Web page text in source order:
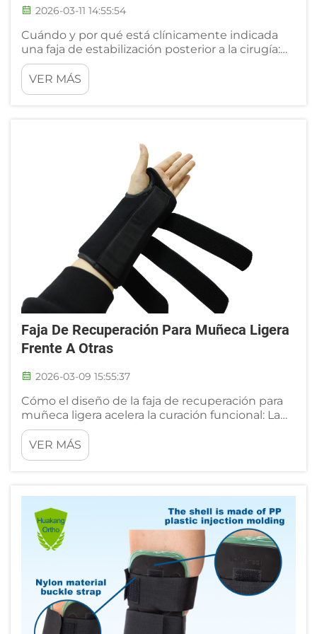
2026-03-11 14:55:54
Cuándo y por qué está clínicamente indicada
una faja de estabilización posterior a la cirugía:
Contextos quirúrgicos que requieren
inmovilización rígida (por ejemplo, fusión
espinal, laminectomía, vertebroplastia). Las
VER MÁS
Faja De Recuperación Para Muñeca Ligera
Frente A Otras
2026-03-09 15:55:37
Cómo el diseño de la faja de recuperación para
muñeca ligera acelera la curación funcional: La
ingeniería de las fajas ligeras de recuperación
para muñeca prioriza la eficiencia biomecánica
para acelerar la reparación tisular. Al minimizar la
VER MÁS